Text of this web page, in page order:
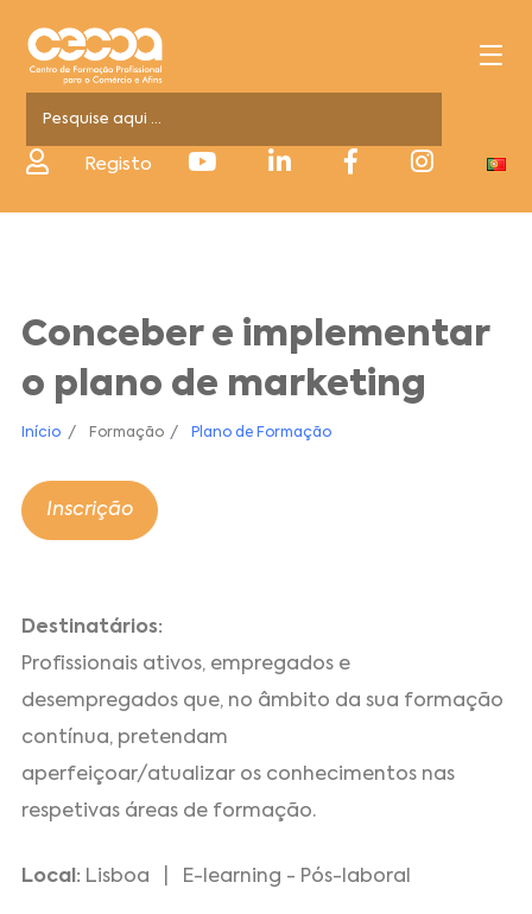
Registo
Conceber e implementar
o plano de marketing
Início Formação Plano de Formação
Inscrição
Destinatários:
Profissionais ativos, empregados e
desempregados que, no âmbito da sua formação
contínua, pretendam
aperfeiçoar/atualizar os conhecimentos nas
respetivas áreas de formação.
Local: Lisboa | E-learning - Pós-laboral